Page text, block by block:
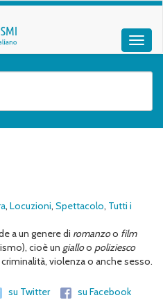
, Locuzioni, Spettacolo, Tutti i
a un genere di romanzoo film
cioè un gialloo poliziesco
violenza o anche sesso.
su Twitter
su Facebook